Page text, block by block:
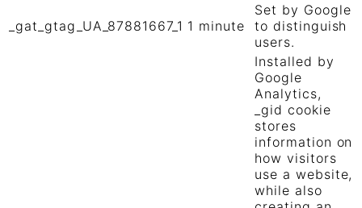
_gat_gtag_UA_87881667_1 1 minute
Set by Google
to distinguish
users.
Installed by
Google
Analytics,
_gid cookie
stores
information on
how visitors
use a website,
while also